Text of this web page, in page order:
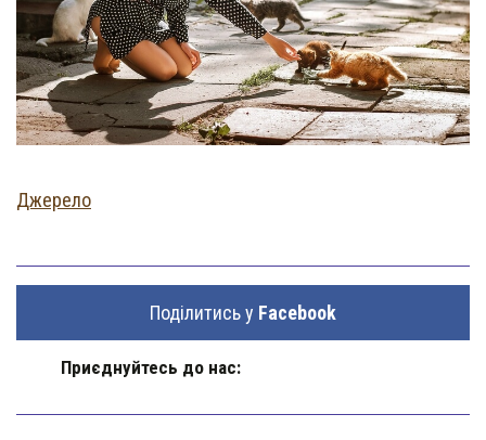
Джерело
Поділитись у Facebook
Приєднуйтесь до нас: